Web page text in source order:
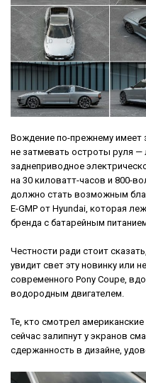
Вождение по-прежнему имеет
не затмевать остроты руля —
заднеприводное
на 30 киловатт-часов и 800-
должно стать возможным
E-GMP от Hyundai, которая
бренда с батарейным
Честности ради стоит
увидит свет эту новинку или
современного Pony Coupe,
водородным двигателем.
Те, кто смотрел
сейчас залипнут у экранов
сдержанность в дизайне,